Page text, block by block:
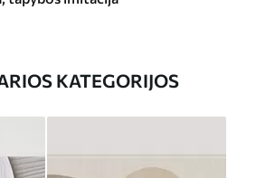
KATEGORIJOS